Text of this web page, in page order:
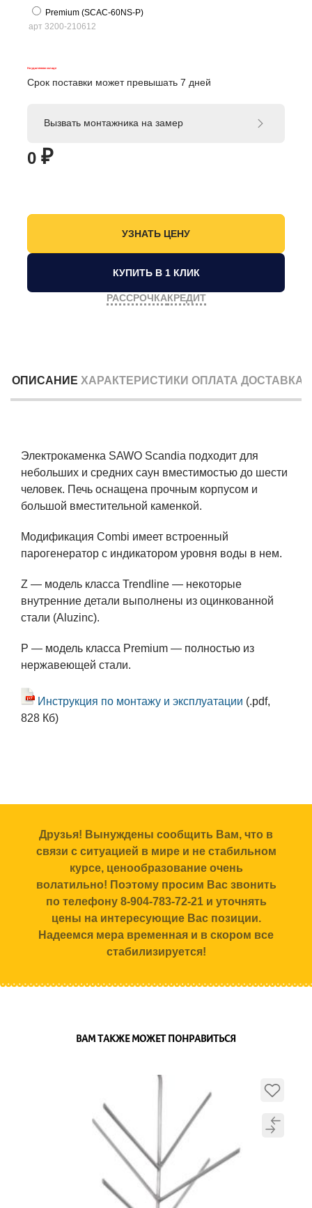
Premium (SCAC-60NS-P)
арт 3200-210612
На удаленном складе
Срок поставки может превышать 7 дней
0 ₽
Вызвать монтажника на замер
КУПИТЬ В 1 КЛИК
РАССРОЧКАКРЕДИТ
ОПИСАНИЕ ХАРАКТЕРИСТИКИ ОПЛАТА ДОСТАВКА
Электрокаменка SAWO Scandia подходит для
небольших и средних саун вместимостью до шести
человек. Печь оснащена прочным корпусом и
большой вместительной каменкой.
Модификация Combi имеет встроенный
парогенератор с индикатором уровня воды в нем.
Z — модель класса Trendline — некоторые
внутренние детали выполнены из оцинкованной
стали (Aluzinc).
P — модель класса Premium — полностью из
нержавеющей стали.
Инструкция по монтажу и эксплуатации (.pdf,
828 Кб)
Друзья! Вынуждены сообщить Вам, что в
связи с ситуацией в мире и не стабильном
курсе, ценообразование очень
волатильно! Поэтому просим Вас звонить
по телефону 8-904-783-72-21 и уточнять
цены на интересующие Вас позиции.
Надеемся мера временная и в скором все
стабилизируется!
ВАМ ТАКЖЕ МОЖЕТ ПОНРАВИТЬСЯ